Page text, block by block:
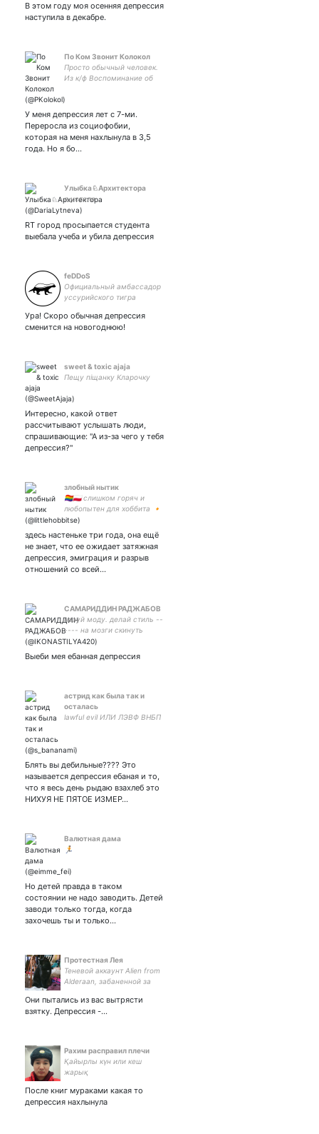
В этом году моя осенняя депрессия
наступила в декабре.
По Ком Звонит Колокол
Просто обычный человек.
Из к/ф Воспоминание об
У меня депрессия лет с 7-ми.
Переросла из социофобии,
которая на меня нахлынула в 3,5
года. Но я бо…
Улыбка♘Архитектора
я устала
RT город просыпается студента
выебала учеба и убила депрессия
feDDoS
Официальный амбассадор
уссурийского тигра
Ура! Скоро обычная депрессия
сменится на новогоднюю!
sweet & toxic ajaja
Пещу піщанку Кларочку
Интересно, какой ответ
рассчитывают услышать люди,
спрашивающие: "А из-за чего у тебя
депрессия?"
злобный нытик
🏳️‍🌈🇵🇱 слишком горяч и
любопытен для хоббита 🔸
Вы/Вас
здесь настеньке три года, она ещё
не знает, что ее ожидает затяжная
депрессия, эмиграция и разрыв
отношений со всей…
САМАРИДДИН РАДЖАБОВ
нахуй моду. делай стиль --
---- на мозги скинуть
денежку можно сюда 5559
Выеби мея ебанная депрессия
астрид как была так и
осталась
lawful evil ИЛИ ЛЭВФ ВНБП
Блять вы дебильные???? Это
называется депрессия ебаная и то,
что я весь день рыдаю взахлеб это
НИХУЯ НЕ ПЯТОЕ ИЗМЕР…
Валютная дама
🏃
Но детей правда в таком
состоянии не надо заводить. Детей
заводи только тогда, когда
захочешь ты и только…
Протестная Лея
Теневой аккаунт Alien from
Alderaan, забаненной за
Липской. Веган, 5 кошек,
неудавшийся учёный
Они пытались из вас вытрясти
взятку. Депрессия -…
Рахим расправил плечи
Қайырлы күн или кеш
жарық
После книг мураками какая то
депрессия нахлынула